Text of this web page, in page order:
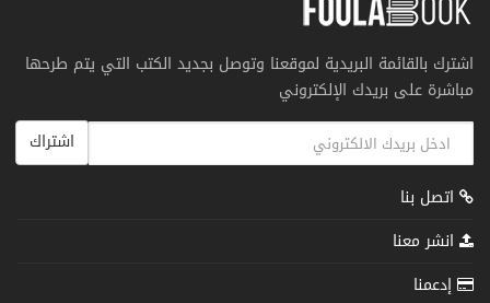
اشترك بالقائمة البريدية لموقعنا وتوصل بجديد الكتب التي يتم طرحها
مباشرة على بريدك الإلكتروني
اشتراك
اتصل بنا
انشر معنا
إدعمنا